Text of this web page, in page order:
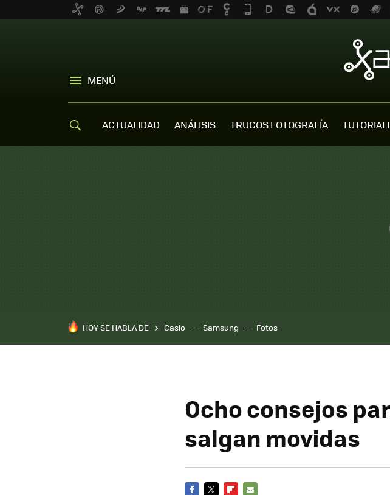
MENÚ
ACTUALIDAD ANÁLISIS TRUCOS FOTOGRAFÍA
HOY SE HABLA DE Casio Samsung Fotos
Ocho consejos
salgan movidas